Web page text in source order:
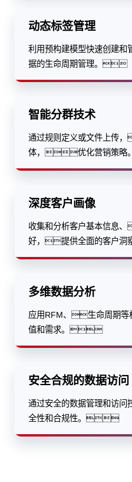
动态标签管理
利用预构建模型快速创建
据的生命周期管理。
智能分群技术
通过规则定义或文件上传
体，优化营销策
深度客户画像
收集和分析客户基本信息
好，提供全面的客户
多维数据分析
应用RFM、生命周期
值和需求。
安全合规的数据访问
通过安全的数据管理和访
全性和合规性。